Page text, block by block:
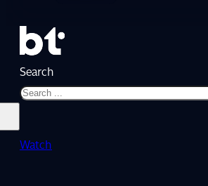
Search
Watch